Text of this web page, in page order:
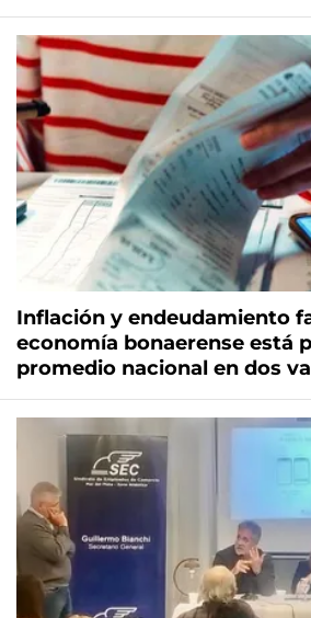
Inflación y endeudamiento
economía bonaerense está
promedio nacional en dos